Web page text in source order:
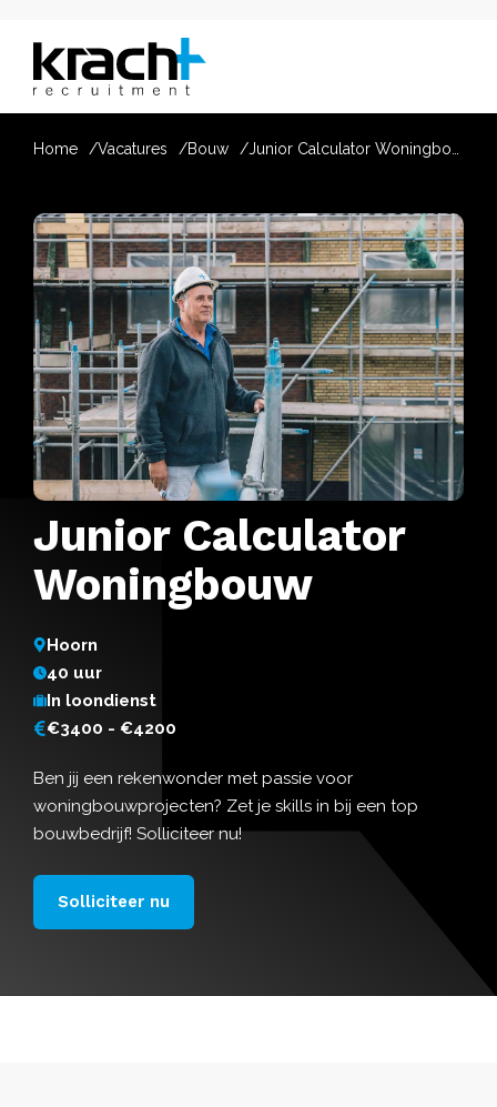
Home Vacatures Bouw
Junior Calculator
Woningbouw
Hoorn
40 uur
In loondienst
€3400 - €4200
Ben jij een rekenwonder met passie voor
woningbouwprojecten? Zet je skills in bij een top
bouwbedrijf! Solliciteer nu!
Solliciteer nu